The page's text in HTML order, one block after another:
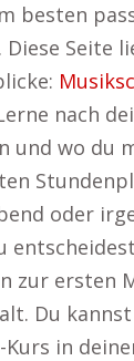
besten
Seite
nach
und wo du
oder
zur ersten
Du
in